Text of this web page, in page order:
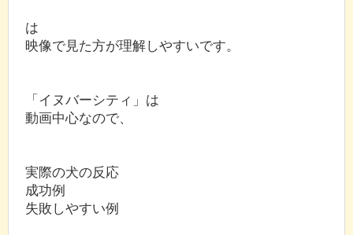
は
映像で見た方が理解しやすいです。
「イヌバーシティ」は
動画中心なので、
実際の犬の反応
成功例
失敗しやすい例